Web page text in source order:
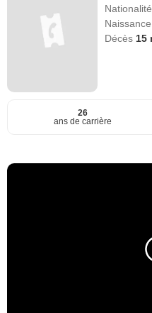
Nationalité
Décès 15
26
ans de carrière